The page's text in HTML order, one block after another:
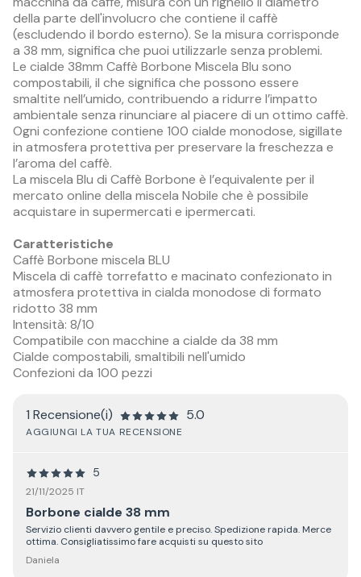
della parte dell'involucro che contiene il caffè
(escludendo il bordo esterno). Se la misura corrisponde
a 38 mm, significa che puoi utilizzarle senza problemi.
Le cialde 38mm Caffè Borbone Miscela Blu sono
compostabili, il che significa che possono essere
smaltite nell’umido, contribuendo a ridurre l’impatto
ambientale senza rinunciare al piacere di un ottimo caffè.
Ogni confezione contiene 100 cialde monodose, sigillate
in atmosfera protettiva per preservare la freschezza e
l’aroma del caffè.
La miscela Blu di Caffè Borbone è l’equivalente per il
mercato online della miscela Nobile che è possibile
acquistare in supermercati e ipermercati.
Caratteristiche
Caffè Borbone miscela BLU
Miscela di caffè torrefatto e macinato confezionato in
atmosfera protettiva in cialda monodose di formato
ridotto 38 mm
Intensità: 8/10
Compatibile con macchine a cialde da 38 mm
Cialde compostabili, smaltibili nell'umido
Confezioni da 100 pezzi
1 Recensione(i) 5.0
AGGIUNGI LA TUA RECENSIONE
5
21/11/2025 IT
Borbone cialde 38 mm
Servizio clienti davvero gentile e preciso. Spedizione rapida. Merce
ottima. Consigliatissimo fare acquisti su questo sito
Daniela